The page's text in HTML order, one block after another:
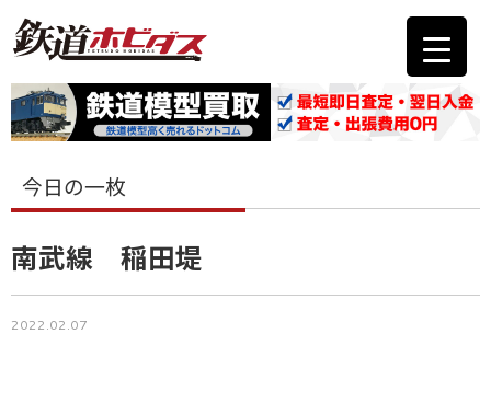
今日の一枚
南武線 稲田堤
2022.02.07